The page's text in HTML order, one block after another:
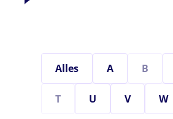
Alles A B
T U V W